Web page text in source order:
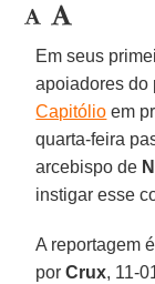
Em seus
apoiadores do
Capitólio em
quarta-feira
arcebispo de
instigar esse
A reportagem
porCrux, 11-